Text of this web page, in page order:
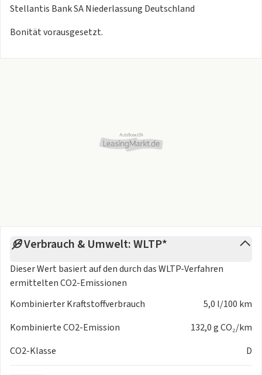
Stellantis Bank SA Niederlassung Deutschland
Bonität vorausgesetzt.
Verbrauch & Umwelt: WLTP*
Dieser Wert basiert auf den durch dasWLTP-Verfahren
ermittelten CO2-Emissionen
Kombinierter Kraftstoffverbrauch
5,0 l/100 km
Kombinierte CO2-Emission
132,0 g CO₂/km
CO2-Klasse
D